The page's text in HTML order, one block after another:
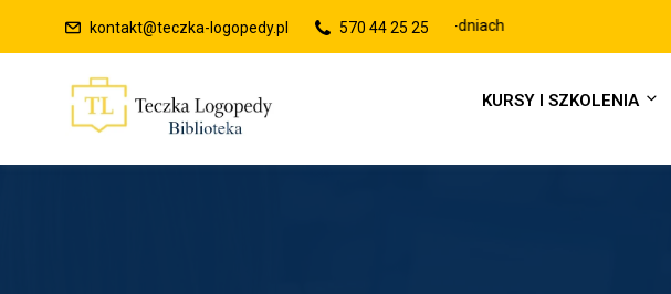
kontakt@teczka-logopedy.pl 570 44 25 25
KURSY I SZKOLENIA